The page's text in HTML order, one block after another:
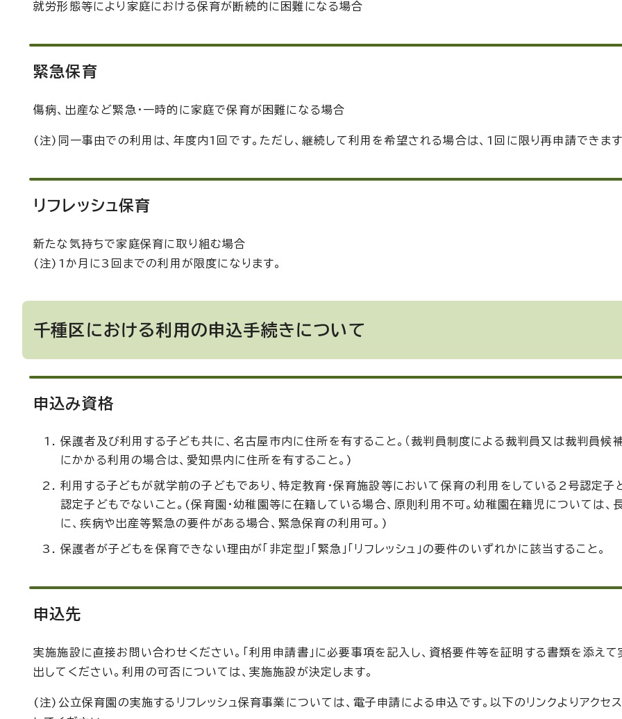
就労形態等により家庭における保育が断続的に困難になる場合
緊急保育
傷病、出産など緊急・一時的に家庭で保育が困難になる場合
(注)同一事由での利用は、年度内1回です。ただし、継続して利用を希望される場合は、1回に限り再申請できます
リフレッシュ保育
新たな気持ちで家庭保育に取り組む場合
(注)1か月に3回までの利用が限度になります。
千種区における利用の申込手続きについて
申込み資格
保護者及び利用する子ども共に、名古屋市内に住所を有すること。（裁判員制度による裁判員又は裁判員候
にかかる利用の場合は、愛知県内に住所を有すること。)
利用する子どもが就学前の子どもであり、特定教育・保育施設等において保育の利用をしている2号認定子
認定子どもでないこと。(保育園・幼稚園等に在籍している場合、原則利用不可。幼稚園在籍児については、
に、疾病や出産等緊急の要件がある場合、緊急保育の利用可。)
保護者が子どもを保育できない理由が「非定型」「緊急」「リフレッシュ」の要件のいずれかに該当すること。
申込先
実施施設に直接お問い合わせください。「利用申請書」に必要事項を記入し、資格要件等を証明する書類を添え
出してください。利用の可否については、実施施設が決定します。
(注)公立保育園の実施するリフレッシュ保育事業については、電子申請による申込です。以下のリンクよりアクセ